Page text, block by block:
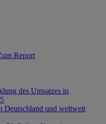
Report
des Umsatzes in
Deutschland und weltweit